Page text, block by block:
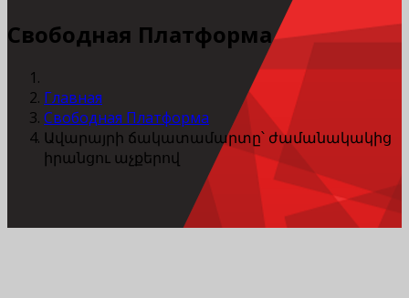
Свободная Платформа
Главная
Свободная Платформа
Ավարայրի ճակատամարտը՝ ժամանակակից
իրանցու աչքերով